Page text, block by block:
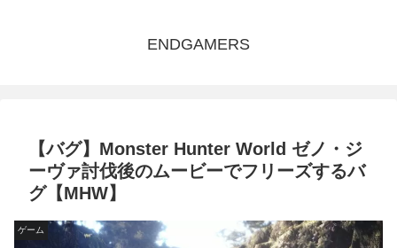
ENDGAMERS
【バグ】Monster Hunter World ゼノ・ジ
ーヴァ討伐後のムービーでフリーズするバ
グ【MHW】
ゲーム